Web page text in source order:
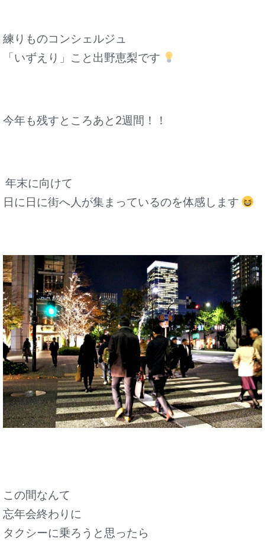
練りものコンシェルジュ
「いずえり」こと出野恵梨です
今年も残すところあと2週間！！
年末に向けて
日に日に街へ人が集まっているのを体感します
この間なんて
忘年会終わりに
タクシーに乗ろうと思ったら